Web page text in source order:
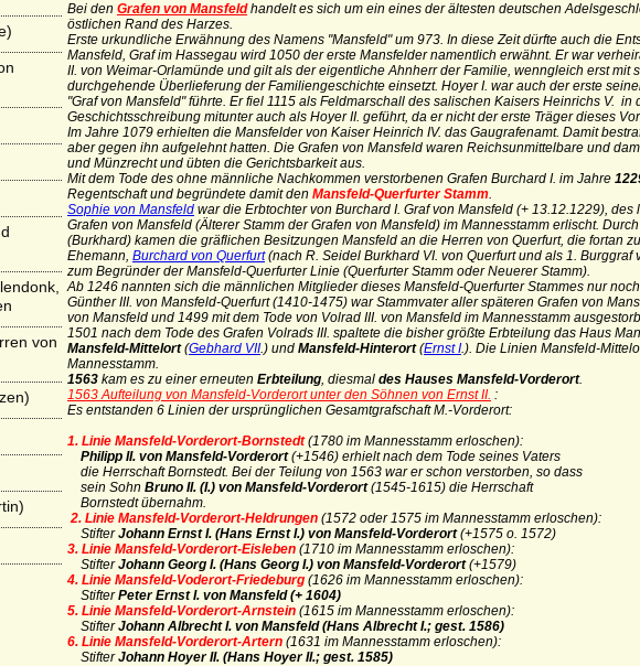
Bei den Grafen von Mansfeldhandelt es sich um ein eines der ältesten deutschen
östlichen Rand des Harzes.
Erste urkundliche Erwähnung des Namens "Mansfeld" um 973. In diese Zeit dürfte auch die
Mansfeld, Graf im Hassegau wird 1050 der erste Mansfelder namentlich erwähnt. Er war
II. von Weimar-Orlamünde und gilt als der eigentliche Ahnherr der Familie, wenngleich erst mit
durchgehende Überlieferung der Familiengeschichte einsetzt. Hoyer I. war auch der erste
"Graf von Mansfeld" führte. Er fiel 1115 als Feldmarschall des salischen Kaisers Heinrichs V. in
Geschichtsschreibung mitunter auch als Hoyer II. geführt, da er nicht der erste Träger dieses
Im Jahre 1079 erhielten die Mansfelder von Kaiser Heinrich IV. das Gaugrafenamt. Damit
aber gegen ihn aufgelehnt hatten. Die Grafen von Mansfeld waren Reichsunmittelbare und
und Münzrecht und übten die Gerichtsbarkeit aus.
Mit dem Tode des ohne männliche Nachkommen verstorbenen Grafen Burchard I. im Jahre
Regentschaft und begründete damit den Mansfeld-Querfurter Stamm.
Sophie von Mansfeld war die Erbtochter von Burchard I. Graf von Mansfeld (+ 13.12.1229),
Grafen von Mansfeld (Älterer Stamm der Grafen von Mansfeld) im Mannesstamm erlischt.
(Burkhard) kamen die gräflichen Besitzungen Mansfeld an die Herren von Querfurt, die fortan
Ehemann, Burchard von Querfurt(nach R. Seidel Burkhard VI. von Querfurt und als 1.
zum Begründer der Mansfeld-Querfurter Linie (Querfurter Stamm oder Neuerer Stamm).
Ab 1246 nannten sich die männlichen Mitglieder dieses Mansfeld-Querfurter Stammes nur
Günther III. von Mansfeld-Querfurt (1410-1475) war Stammvater aller späteren Grafen von
von Mansfeld und 1499 mit dem Tode von Volrad III. von Mansfeld im Mannesstamm
1501 nach dem Tode des Grafen Volrads III. spaltete die bisher größte Erbteilung das Haus
Mansfeld-Mittelort(Gebhard VII.) und Mansfeld-Hinterort(Ernst I.). Die Linien Mansfeld-
Mannesstamm.
1563 kam es zu einer erneuten Erbteilung, diesmal des Hauses Mansfeld-Vorderort.
1563 Aufteilung von Mansfeld-Vorderort unter den Söhnen von Ernst II. :
Es entstanden 6 Linien der ursprünglichen Gesamtgrafschaft M.-Vorderort:
1. Linie Mansfeld-Vorderort-Bornstedt (1780 im Mannesstamm erloschen):
Philipp II. von Mansfeld-Vorderort(+1546) erhielt nach dem Tode seines Vaters
die Herrschaft Bornstedt. Bei der Teilung von 1563 war er schon verstorben, so dass
sein Sohn Bruno II. (I.) von Mansfeld-Vorderort(1545-1615) die Herrschaft
Bornstedt übernahm.
2. Linie Mansfeld-Vorderort-Heldrungen (1572 oder 1575 im Mannesstamm erloschen):
StifterJohann Ernst I. (Hans Ernst I.) von Mansfeld-Vorderort(+1575 o. 1572)
3. Linie Mansfeld-Vorderort-Eisleben (1710 im Mannesstamm erloschen):
StifterJohann Georg I. (Hans Georg I.) von Mansfeld-Vorderort(+1579)
4. Linie Mansfeld-Voderort-Friedeburg (1626 im Mannesstamm erloschen):
StifterPeter Ernst I. von Mansfeld (+ 1604)
5. Linie Mansfeld-Vorderort-Arnstein (1615 im Mannesstamm erloschen):
StifterJohann Albrecht I. von Mansfeld (Hans Albrecht I.; gest. 1586)
6. Linie Mansfeld-Vorderort-Artern (1631 im Mannesstamm erloschen):
StifterJohann Hoyer II. (Hans Hoyer II.; gest. 1585)
von